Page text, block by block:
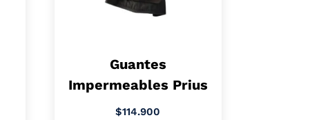
Guantes
Impermeables Prius
$114.900